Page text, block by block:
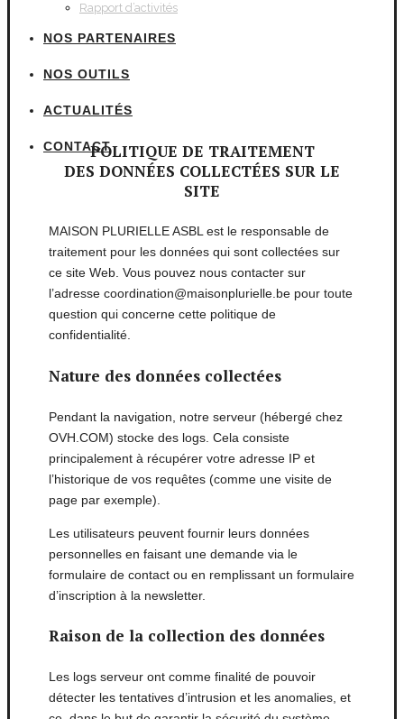
Rapport d’activités
NOS PARTENAIRES
NOS OUTILS
ACTUALITÉS
CONTACTPOLITIQUE DE TRAITEMENT
DES DONNÉES COLLECTÉES SUR LE
SITE
MAISON PLURIELLE ASBL est le responsable de
traitement pour les données qui sont collectées sur
ce site Web. Vous pouvez nous contacter sur
l’adresse coordination@maisonplurielle.be pour toute
question qui concerne cette politique de
confidentialité.
Nature des données collectées
Pendant la navigation, notre serveur (hébergé chez
OVH.COM) stocke des logs. Cela consiste
principalement à récupérer votre adresse IP et
l’historique de vos requêtes (comme une visite de
page par exemple).
Les utilisateurs peuvent fournir leurs données
personnelles en faisant une demande via le
formulaire de contact ou en remplissant un formulaire
d’inscription à la newsletter.
Raison de la collection des données
Les logs serveur ont comme finalité de pouvoir
détecter les tentatives d’intrusion et les anomalies, et